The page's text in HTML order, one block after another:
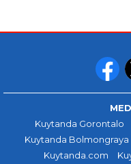
Kuytanda Gorontalo
Kuytanda Bolmongraya
Kuytanda.com